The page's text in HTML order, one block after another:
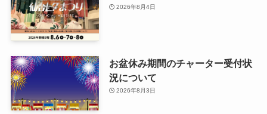
2026年8月4日
お盆休み期間のチャーター受付状
況について
2026年8月3日